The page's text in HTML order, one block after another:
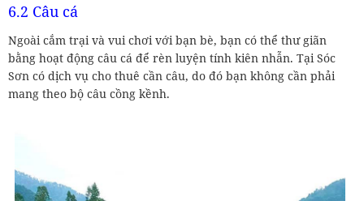
6.2 Câu cá
Ngoài cắm trại và vui chơi với bạn bè, bạn có thể thư giãn
bằng hoạt động câu cá để rèn luyện tính kiên nhẫn. Tại Sóc
Sơn có dịch vụ cho thuê cần câu, do đó bạn không cần phải
mang theo bộ câu cồng kềnh.